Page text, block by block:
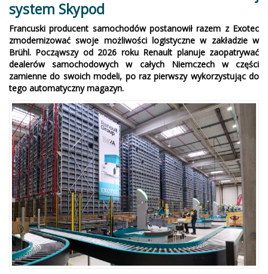
system Skypod
Francuski producent samochodów postanowił razem z Exotec
zmodernizować swoje możliwości logistyczne w zakładzie w
Brühl. Począwszy od 2026 roku Renault planuje zaopatrywać
dealerów samochodowych w całych Niemczech w części
zamienne do swoich modeli, po raz pierwszy wykorzystując do
tego automatyczny magazyn.